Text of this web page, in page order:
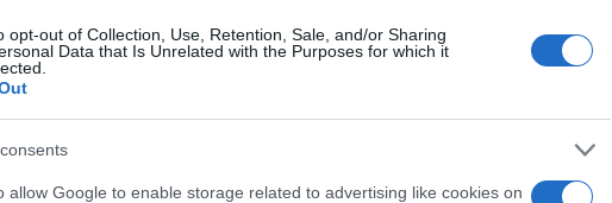
opt-out of Collection, Use, Retention, Sale, and/or Sharing
Data that Is Unrelated with the Purposes for which it
allow Google to enable storage related to advertising like cookies on
che utilizzano
educativi e di sviluppo rurale: oltre a
scolastica, il modello può favorire
se implementato in modo coerente con il